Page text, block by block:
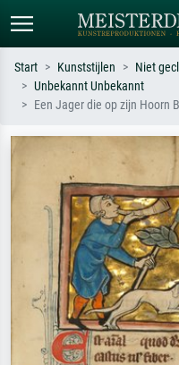
Standaard zoeken
Monet, Sterrennacht,
Hokusai-golf, naakt.
Start Kunststijlen
Niet
Unbekannt Unbekannt
Een Jager die op zijn Hoorn